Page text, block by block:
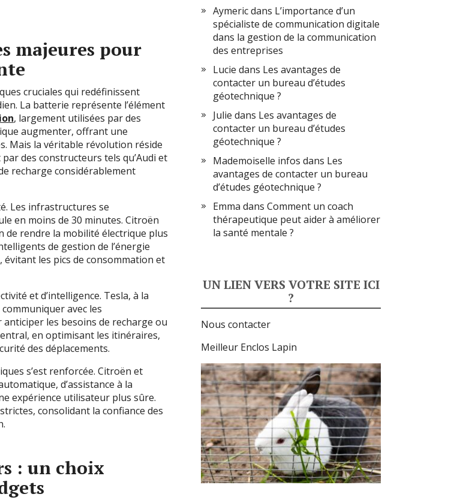
majeures pour
cruciales qui redéfinissent
La batterie représente l’élément
, largement utilisées par des
augmenter, offrant une
Mais la véritable révolution réside
des constructeurs tels qu’Audi et
recharge considérablement
Les infrastructures se
en moins de 30 minutes. Citroën
de rendre la mobilité électrique plus
de gestion de l’énergie
les pics de consommation et
et d’intelligence. Tesla, à la
avec les
les besoins de recharge ou
en optimisant les itinéraires,
des déplacements.
s’est renforcée. Citroën et
d’assistance à la
expérience utilisateur plus sûre.
consolidant la confiance des
: un choix
Aymericdans L’importance d’un
spécialiste de communication digitale
dans la gestion de la communication
des entreprises
Lucie dans Les avantages de
contacter un bureau d’études
géotechnique ?
Julie dans Les avantages de
contacter un bureau d’études
géotechnique ?
Mademoiselle infos dans Les
avantages de contacter un bureau
d’études géotechnique ?
Emma dans Comment un coach
thérapeutique peut aider à améliorer
la santé mentale ?
UN LIEN VERS VOTRE SITE ICI
?
Nous contacter
Meilleur Enclos Lapin